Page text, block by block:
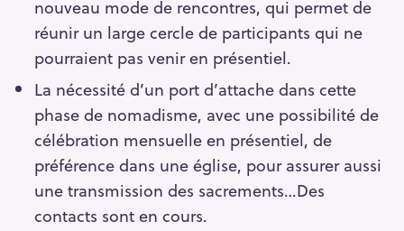
nouveau mode de rencontres, qui permet de
réunir un large cercle de participants qui ne
pourraient pas venir en présentiel.
La nécessité d’un port d’attache dans cette
phase de nomadisme, avec une possibilité de
célébration mensuelle en présentiel, de
préférence dans une église, pour assurer aussi
une transmission des sacrements…Des
contacts sont en cours.